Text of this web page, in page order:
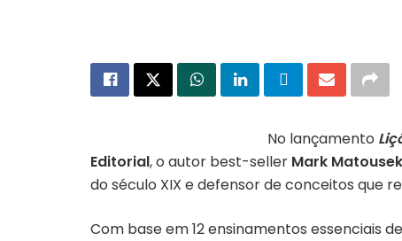
No lançamento
Editorial, o autor best-seller Mark Matousek
do século XIX e defensor de conceitos que
Com base em 12 ensinamentos essenciais